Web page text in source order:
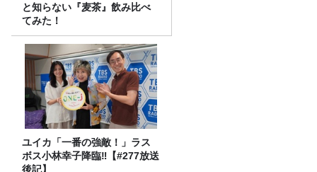
と知らない『麦茶』飲み比べ
てみた！
ユイカ「一番の強敵！」ラス
ボス小林幸子降臨‼【#277放送
後記】